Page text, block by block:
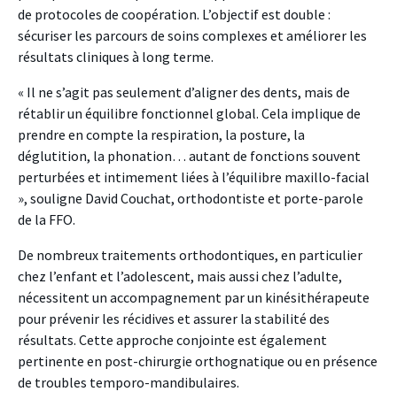
de protocoles de coopération. L’objectif est double :
sécuriser les parcours de soins complexes et améliorer les
résultats cliniques à long terme.
« Il ne s’agit pas seulement d’aligner des dents, mais de
rétablir un équilibre fonctionnel global. Cela implique de
prendre en compte la respiration, la posture, la
déglutition, la phonation… autant de fonctions souvent
perturbées et intimement liées à l’équilibre maxillo-facial
», souligne David Couchat, orthodontiste et porte-parole
de la FFO.
De nombreux traitements orthodontiques, en particulier
chez l’enfant et l’adolescent, mais aussi chez l’adulte,
nécessitent un accompagnement par un kinésithérapeute
pour prévenir les récidives et assurer la stabilité des
résultats. Cette approche conjointe est également
pertinente en post-chirurgie orthognatique ou en présence
de troubles temporo-mandibulaires.